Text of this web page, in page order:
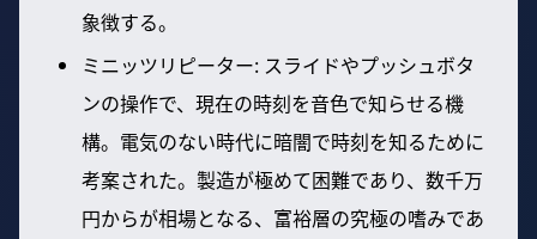
象徴する。
ミニッツリピーター: スライドやプッシュボタ
ンの操作で、現在の時刻を音色で知らせる機
構。電気のない時代に暗闇で時刻を知るために
考案された。製造が極めて困難であり、数千万
円からが相場となる、富裕層の究極の嗜みであ